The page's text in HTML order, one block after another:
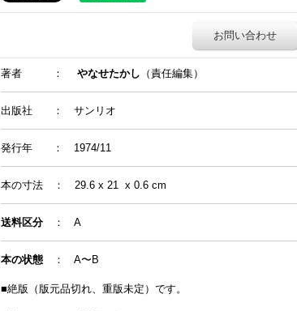
お問い合わせ
著者 ： やなせたかし （責任編集）
出版社 ： サンリオ
発行年 ： 1974/11
本の寸法 ： 29.6 x 21 x 0.6 cm
送料区分： A
本の状態 ： A〜B
■絶版（版元品切れ、重版未定）です。